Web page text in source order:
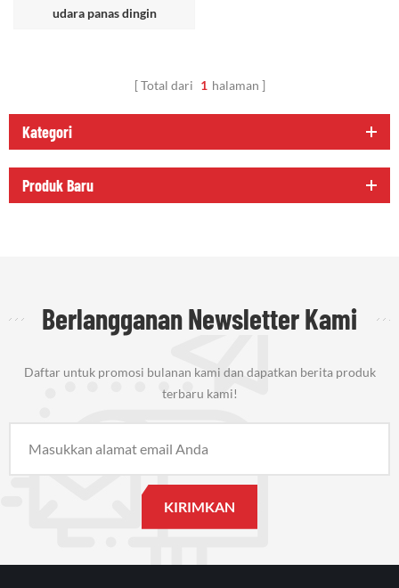
udara panas dingin
Total dari 1 halaman
Kategori
Produk Baru
Berlangganan Newsletter Kami
Daftar untuk promosi bulanan kami dan dapatkan berita produk
terbaru kami!